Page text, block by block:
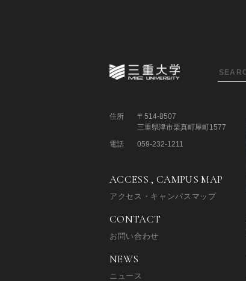
住所
〒514-8507
三重県津市栗真町屋町1577
電話
059-232-1211
ACCESS , CAMPUS MAP
アクセス・キャンパスマップ
CONTACT
お問い合わせ
NEWS
ニュース